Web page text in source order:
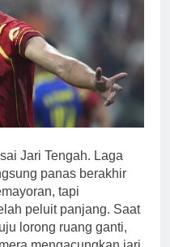
Jari Tengah. Laga
panas berakhir
tapi
peluit panjang. Saat
lorong ruang ganti,